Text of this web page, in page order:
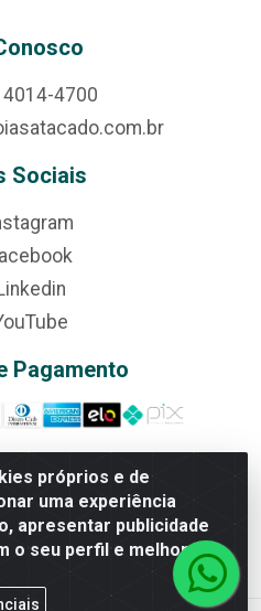
próprios e de
uma experiência
apresentar publicidade
o seu perfil e melhorar a
4014-4700
Sociais
Pagamento
nº 3860, Jardim das
GO - CEP 75070-415 - CNPJ
0002-24